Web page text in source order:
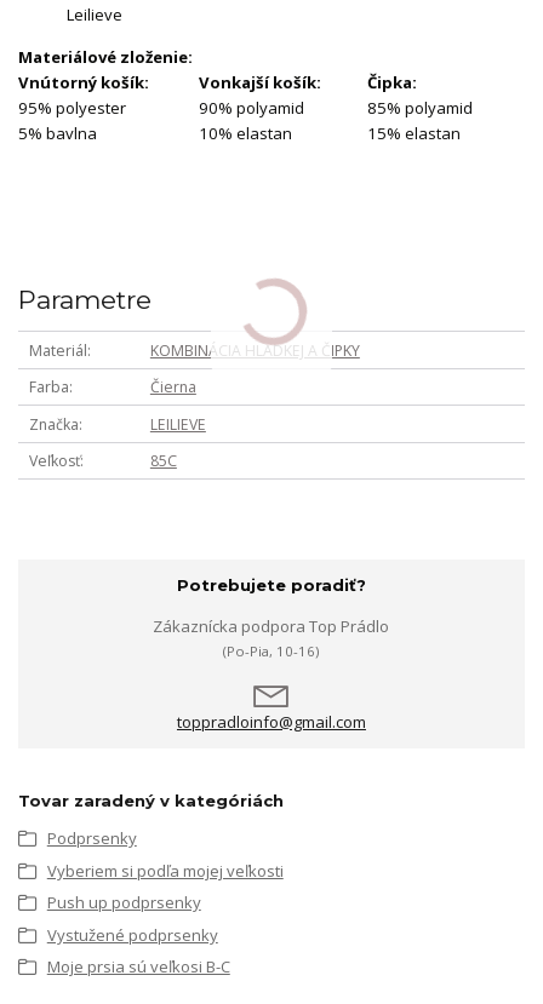
Leilieve
Materiálové zloženie:
Vnútorný košík:
Vonkajší košík:
Čipka:
95% polyester
5% bavlna
90% polyamid
10% elastan
85% polyamid
15% elastan
Parametre
Materiál
KOMBINÁCIA HLADKEJ A ČIPKY
Farba
Čierna
Značka
LEILIEVE
Veľkosť
85C
Potrebujete poradiť?
Zákaznícka podpora Top Prádlo
(Po-Pia, 10-16)
toppradloinfo@gmail.com
Tovar zaradený v kategóriách
Podprsenky
Vyberiem si podľa mojej veľkosti
Push up podprsenky
Vystužené podprsenky
Moje prsia sú veľkosi B-C